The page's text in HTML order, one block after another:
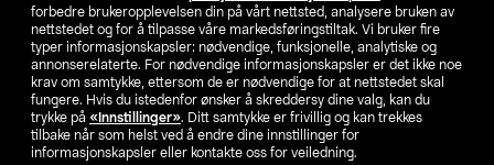
forbedre brukeropplevelsen din på vårt nettsted, analysere bruken av
nettstedet og for å tilpasse våre markedsføringstiltak. Vi bruker fire
typer informasjonskapsler: nødvendige, funksjonelle, analytiske og
annonserelaterte. For nødvendige informasjonskapsler er det ikke noe
krav om samtykke, ettersom de er nødvendige for at nettstedet skal
fungere. Hvis du istedenfor ønsker å skreddersy dine valg, kan du
trykke på «Innstillinger». Ditt samtykke er frivillig og kan trekkes
tilbake når som helst ved å endre dine innstillinger for
informasjonskapsler eller kontakte oss for veiledning.
SE NO FI